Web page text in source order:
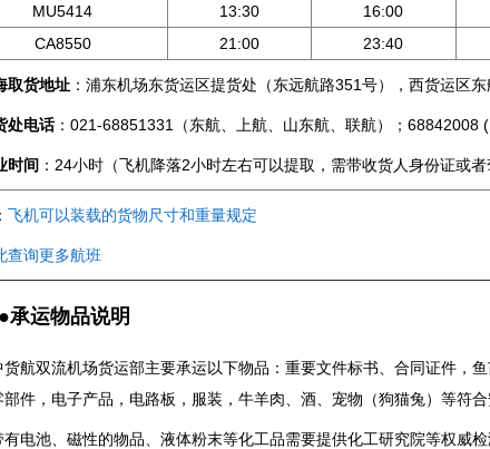
MU5414
13:30 16:00
CA8550
21:00 23:40
取货地址：浦东机场东货运区提货处（东远航路351号），西货运区东
处电话：021-68851331（东航、上航、山东航、联航）；68842008
时间 ：24小时（飞机降落2小时左右可以提取，需带收货人身份证或者
飞机可以装载的货物尺寸和重量规定
查询更多航班
运物品说明
双流机场货运部主要承运以下物品：重要文件标书、合同证件，鱼
部件，电子产品，电路板，服装，牛羊肉、酒、宠物（狗猫兔）等符合
池、磁性的物品、液体粉末等化工品需要提供化工研究院等权威